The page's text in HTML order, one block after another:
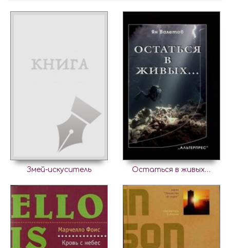
Змей-искуситель Остаться в живых…